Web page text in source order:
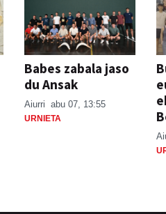
Babes zabala jaso
du Ansak
Aiurri abu 07, 13:55
URNIETA